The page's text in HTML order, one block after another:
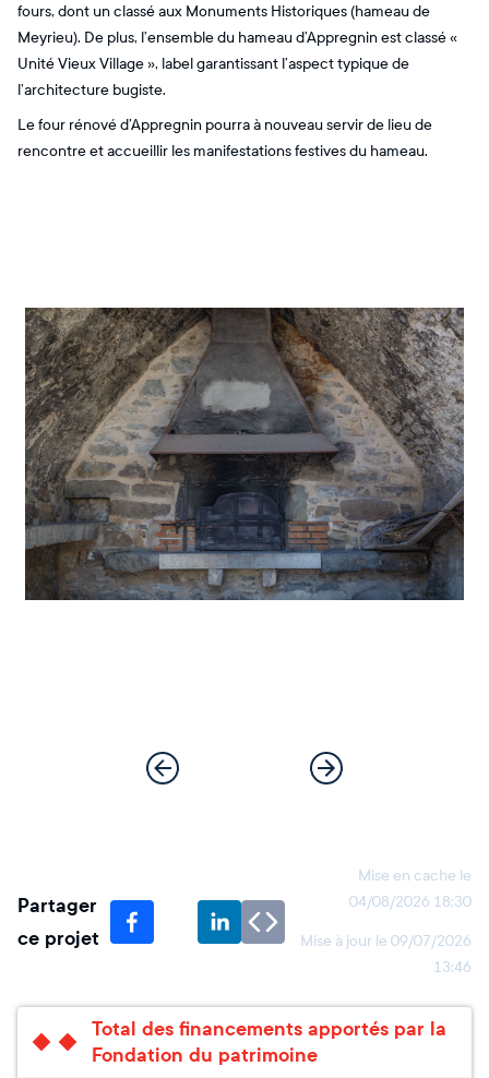
fours, dont un classé aux Monuments Historiques (hameau de
Meyrieu). De plus, l’ensemble du hameau d’Appregnin est classé «
Unité Vieux Village », label garantissant l’aspect typique de
l’architecture bugiste.
Le four rénové d’Appregnin pourra à nouveau servir de lieu de
rencontre et accueillir les manifestations festives du hameau.
Partager
ce projet
Mise en cache le
04/08/2026 18:30
Mise à jour le 09/07/2026
13:46
Total des financements apportés par la
Fondation du patrimoine